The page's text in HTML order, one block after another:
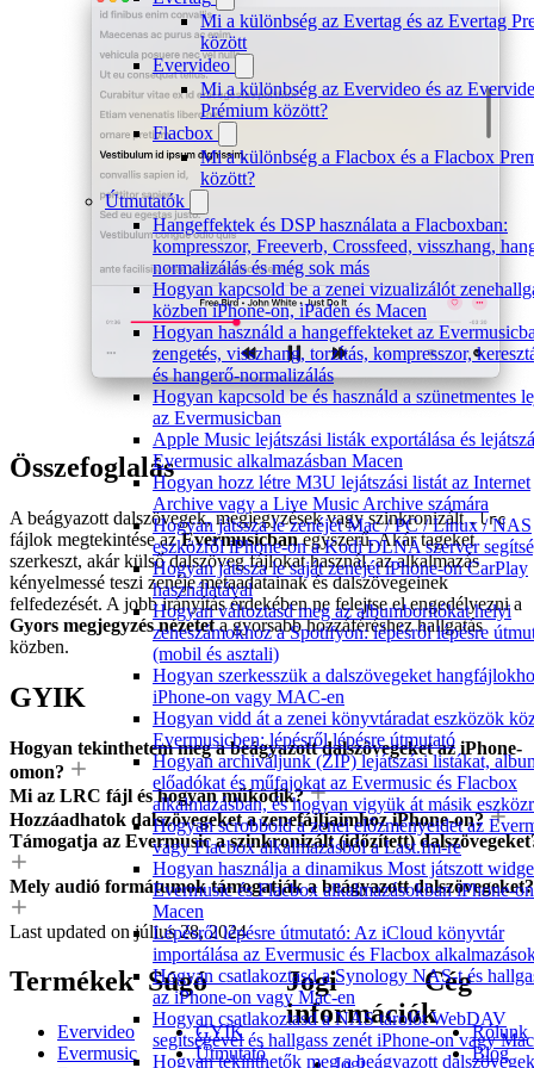
Mi a különbség az Evertag és az Evertag
között
Evervideo
Mi a különbség az Evervideo és az
Prémium között?
Flacbox
Mi a különbség a Flacbox és a Flacbox
között?
Útmutatók
Hangeffektek és DSP használata a Flacboxban:
kompresszor, Freeverb, Crossfeed, visszhang,
normalizálás és még sok más
Hogyan kapcsold be a zenei vizualizálót
közben iPhone-on, iPaden és Macen
Hogyan használd a hangeffekteket az
zengetés, visszhang, torzítás, kompresszor,
és hangerő-normalizálás
Hogyan kapcsold be és használd a szünetmentes
az Evermusicban
Apple Music lejátszási listák exportálása és
Evermusic alkalmazásban Macen
Hogyan hozz létre M3U lejátszási listát az Internet
Archive vagy a Live Music Archive számára
Hogyan játssza le zenéjét Mac / PC / Linux / NAS
eszközről iPhone-on a Kodi DLNA szerver
Hogyan játssza le saját zenéjét iPhone-on CarPlay
használatával
Hogyan változtasd meg az albumborítókat helyi
zeneszámokhoz a Spotifyon: lépésről lépésre
(mobil és asztali)
Hogyan szerkesszük a dalszövegeket
iPhone-on vagy MAC-en
Hogyan vidd át a zenei könyvtáradat eszközök
Evermusicben: lépésről lépésre útmutató
Hogyan archiváljunk (ZIP) lejátszási listákat,
előadókat és műfajokat az Evermusic és Flacbox
alkalmazásban, és hogyan vigyük át másik
Hogyan scrobbold a zenei előzményeidet az
vagy Flacbox alkalmazásból a Last.fm-re
Hogyan használja a dinamikus Most játszott
Evermusic és Flacbox alkalmazásokban iPhone-
Macen
Lépésről lépésre útmutató: Az iCloud könyvtár
importálása az Evermusic és Flacbox
Hogyan csatlakoztasd a Synology NAS-t és
az iPhone-on vagy Mac-en
Hogyan csatlakoztasd a NAS tárolót WebDAV
segítségével és hallgass zenét iPhone-on vagy
Hogyan tekinthetők meg a beágyazott
Összefoglalás
A beágyazott dalszövegek, megjegyzések vagy szinkronizált.lrc
fájlok megtekintése azEvermusicbanegyszerű. Akár tageket
szerkeszt, akár külső dalszöveg fájlokat használ, az alkalmazás
kényelmessé teszi zenéje metaadatainak és dalszövegeinek
felfedezését. A jobb irányítás érdekében ne felejtse el engedélyezni a
Gyors megjegyzés nézeteta gyorsabb hozzáféréshez hallgatás
közben.
GYIK
Hogyan tekinthetem meg a beágyazott dalszövegeket az iPhone-
omon?
Mi az LRC fájl és hogyan működik?
Hozzáadhatok dalszövegeket a zenefájljaimhoz iPhone-on?
Támogatja az Evermusic a szinkronizált (időzített)
Mely audió formátumok támogatják a beágyazott dalszövegeket?
Last updated onjúlius 28, 2024
Termékek
Evervideo
Evermusic
Súgó
GYIK
Útmutató
Jogi
információk
Cég
Rólunk
Blog